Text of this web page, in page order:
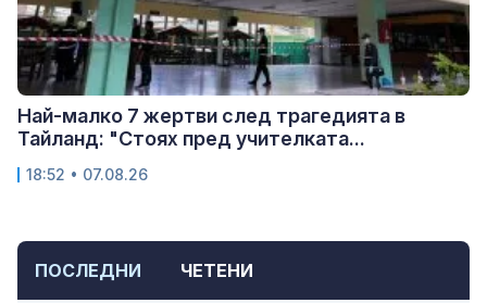
ПОСЛЕДНИ ЧЕТЕНИ
Най-малко 7 жертви след трагедията в
Тайланд: "Стоях пред учителката...
18:52 • 07.08.26